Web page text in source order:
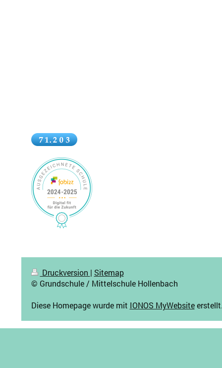
Druckversion | Sitemap
© Grundschule / Mittelschule Hollenbach
Diese Homepage wurde mit IONOS MyWebsite